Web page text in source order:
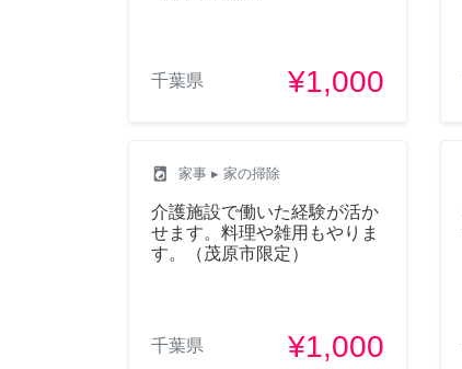
千葉県 ¥1,000
local_laundry_service 家事 ▸ 家の掃除
介護施設で働いた経験が活か
せます。料理や雑用もやりま
す。（茂原市限定）
千葉県 ¥1,000